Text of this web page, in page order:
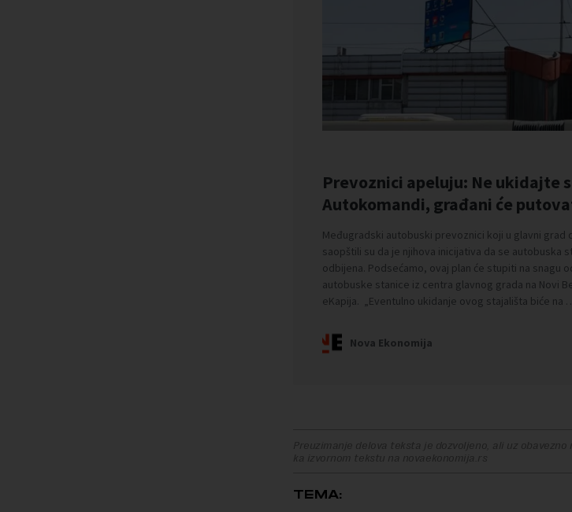
Preuzimanje delova teksta je dozvoljeno, ali uz
ka izvornom tekstu na novaekonomija.rs
TEMA: